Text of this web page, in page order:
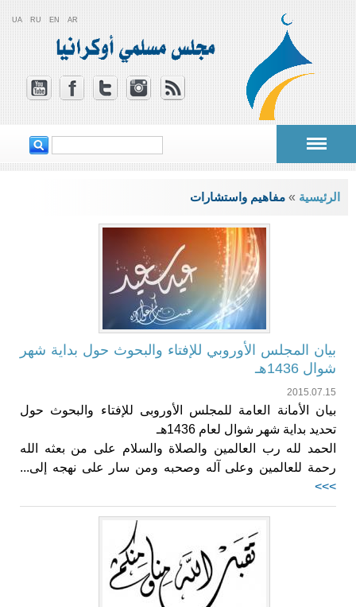
UA RU EN AR
استمارة البحث
أنت هنا
الرئيسية » مفاهيم واستشارات
بيان المجلس الأوروبي للإفتاء والبحوث حول بداية شهر
شوال 1436هـ
2015.07.15
بيان الأمانة العامة للمجلس الأوروبى للإفتاء والبحوث حول
تحديد بداية شهر شوال لعام 1436هـ
الحمد لله رب العالمين والصلاة والسلام على من بعثه الله
رحمة للعالمين وعلى آله وصحبه ومن سار على نهجه إلى...
>>>